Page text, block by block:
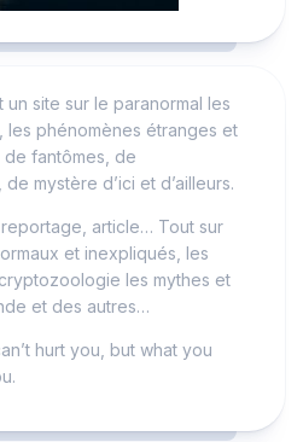
un site sur le paranormal les
les phénomènes étranges et
fantômes, de
mystère d’ici et d’ailleurs.
article… Tout sur
et inexpliqués, les
les mythes et
et des autres…
hurt you, but what you